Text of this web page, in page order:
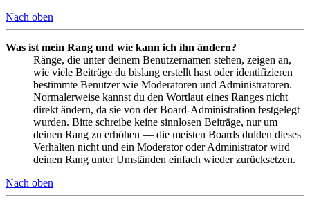
Nach oben
Was ist mein Rang und wie kann ich ihn ändern?
Ränge, die unter deinem Benutzernamen stehen, zeigen an,
wie viele Beiträge du bislang erstellt hast oder identifizieren
bestimmte Benutzer wie Moderatoren und Administratoren.
Normalerweise kannst du den Wortlaut eines Ranges nicht
direkt ändern, da sie von der Board-Administration festgelegt
wurden. Bitte schreibe keine sinnlosen Beiträge, nur um
deinen Rang zu erhöhen — die meisten Boards dulden dieses
Verhalten nicht und ein Moderator oder Administrator wird
deinen Rang unter Umständen einfach wieder zurücksetzen.
Nach oben